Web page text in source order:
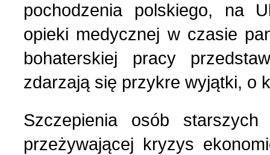
pochodzenia polskiego, na
opieki medycznej w czasie
bohaterskiej pracy
zdarzają się przykre wyjątki, o
Szczepienia osób
przeżywającej kryzys